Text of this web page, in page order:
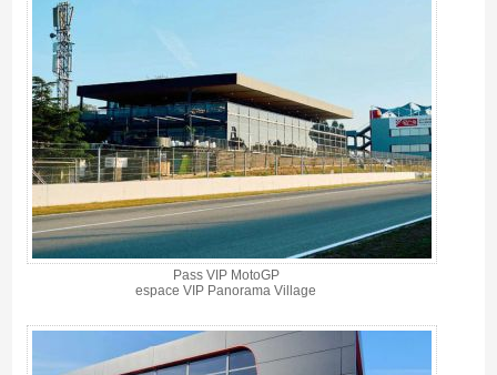
Pass VIP MotoGP
espace VIP Panorama Village